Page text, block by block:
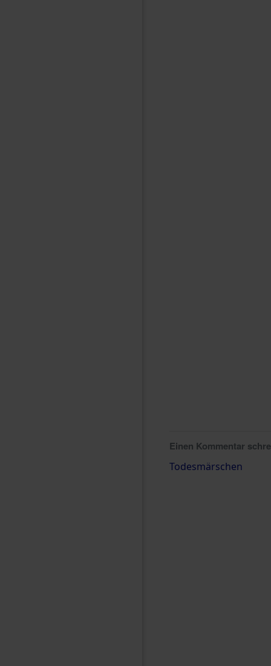
Einen Kommentar
Todesmärschen